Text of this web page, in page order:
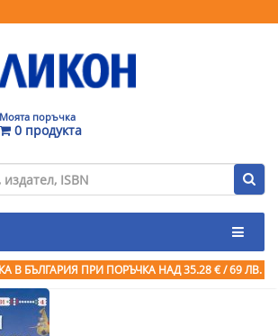
Моята поръчка
0 продукта
В БЪЛГАРИЯ ПРИ ПОРЪЧКА НАД 35.28 € / 69 ЛВ.